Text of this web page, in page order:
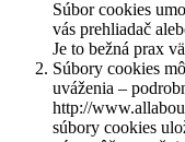
Súbor cookies
vás prehliadač
Je to bežná prax
Súbory cookies
uváženia –
http://
súbory cookies